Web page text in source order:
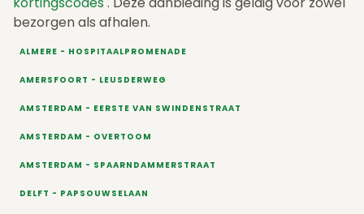
bezorgen als afhalen.
ALMERE - HOSPITAALPROMENADE
AMERSFOORT - LEUSDERWEG
AMSTERDAM - EERSTE VAN SWINDENSTRAAT
AMSTERDAM - OVERTOOM
AMSTERDAM - SPAARNDAMMERSTRAAT
DELFT - PAPSOUWSELAAN